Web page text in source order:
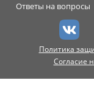
Ответы на вопросы
Политика
Согласие